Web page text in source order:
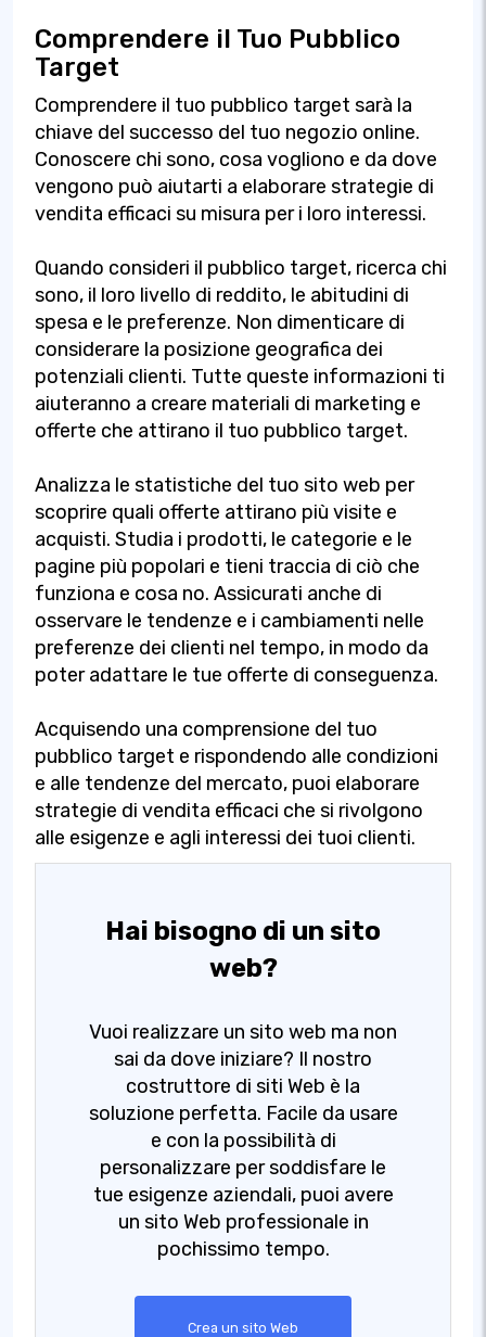
Comprendere il Tuo Pubblico
Target
Comprendere il tuo pubblico target sarà la
chiave del successo del tuo negozio online.
Conoscere chi sono, cosa vogliono e da dove
vengono può aiutarti a elaborare strategie di
vendita efficaci su misura per i loro interessi.
Quando consideri il pubblico target, ricerca chi
sono, il loro livello di reddito, le abitudini di
spesa e le preferenze. Non dimenticare di
considerare la posizione geografica dei
potenziali clienti. Tutte queste informazioni ti
aiuteranno a creare materiali di marketing e
offerte che attirano il tuo pubblico target.
Analizza le statistiche del tuo sito web per
scoprire quali offerte attirano più visite e
acquisti. Studia i prodotti, le categorie e le
pagine più popolari e tieni traccia di ciò che
funziona e cosa no. Assicurati anche di
osservare le tendenze e i cambiamenti nelle
preferenze dei clienti nel tempo, in modo da
poter adattare le tue offerte di conseguenza.
Acquisendo una comprensione del tuo
pubblico target e rispondendo alle condizioni
e alle tendenze del mercato, puoi elaborare
strategie di vendita efficaci che si rivolgono
alle esigenze e agli interessi dei tuoi clienti.
Hai bisogno di un sito
web?
Vuoi realizzare un sito web ma non
sai da dove iniziare? Il nostro
costruttore di siti Web è la
soluzione perfetta. Facile da usare
e con la possibilità di
personalizzare per soddisfare le
tue esigenze aziendali, puoi avere
un sito Web professionale in
pochissimo tempo.
Crea un sito Web